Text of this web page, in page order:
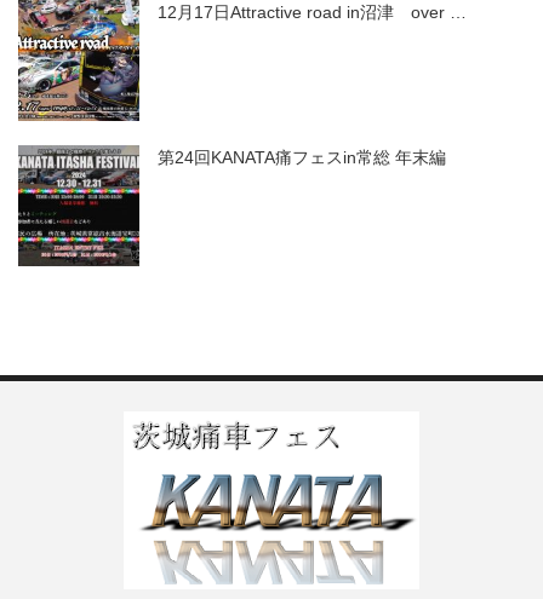
12月17日Attractive road in沼津 over …
第24回KANATA痛フェスin常総 年末編